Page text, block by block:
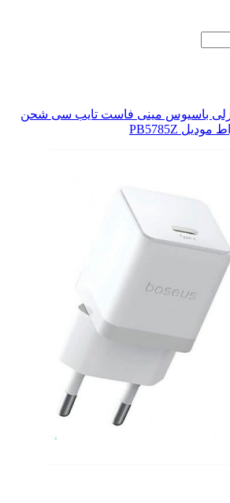
باسيوس مينى فاست تايب سى شحن